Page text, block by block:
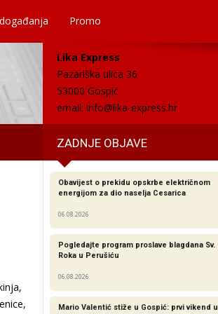
Promo
Lika Express
Pazariška ulica 36
53000 Gospić
email: info@lika-express.hr
ZADNJE OBJAVE
Obavijest o prekidu opskrbe električnom
energijom za dio naselja Cesarica
06.08.2026
Pogledajte program proslave blagdana Sv.
Roka u Perušiću
06.08.2026
Mario Valentić stiže u Gospić: prvi vikend u